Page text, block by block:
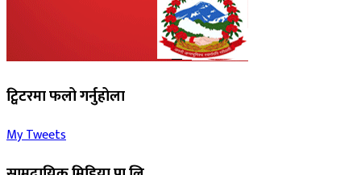
ट्विटरमा फलो गर्नुहोला
My Tweets